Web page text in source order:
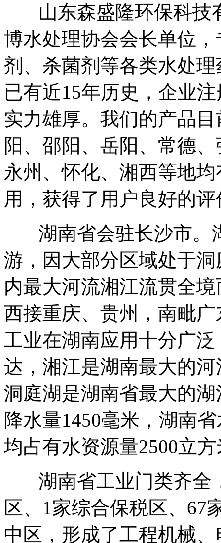
山东森盛隆环保科技
博水处理协会会长单位
剂、杀菌剂等各类水处
已有近15年历史，企业
实力雄厚。我们的产品
阳、邵阳、岳阳、常德
永州、怀化、湘西等地
用，获得了用户良好的评
湖南省会驻长沙市。
游，因大部分区域处于
内最大河流湘江流贯全
西接重庆、贵州，南毗
工业在湖南应用十分广
达，湘江是湖南最大的
洞庭湖是湖南省最大的
降水量1450毫米，湖南
均占有水资源量2500立
湖南省工业门类齐全
区、1家综合保税区、67
中区，形成了工程机械